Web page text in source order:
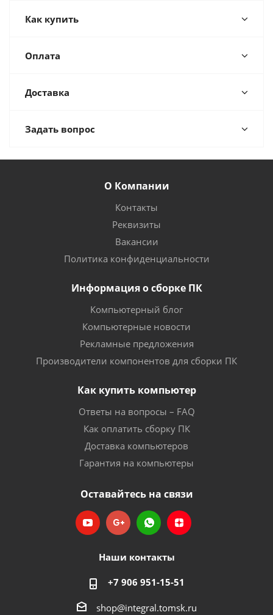
Как купить
Оплата
Доставка
Задать вопрос
О Компании
Контакты
Реквизиты
Вакансии
Политика конфиденциальности
Информация о сборке ПК
Компьютерный блог
Компьютерные новости
Рекламные предложения
Производители компонентов для сборки ПК
Как купить компьютер
Ответы на вопросы – FAQ
Как оплатить сборку ПК
Доставка компьютеров
Гарантия на компьютеры
Оставайтесь на связи
Наши контакты
+7 906 951-15-51
shop@integral.tomsk.ru